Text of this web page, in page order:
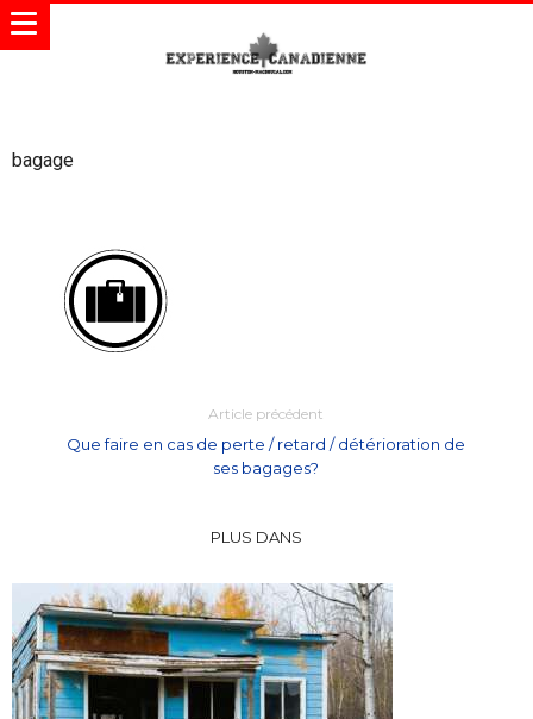
bagage
Article précédent
Que faire en cas de perte / retard / détérioration de
ses bagages?
PLUS DANS